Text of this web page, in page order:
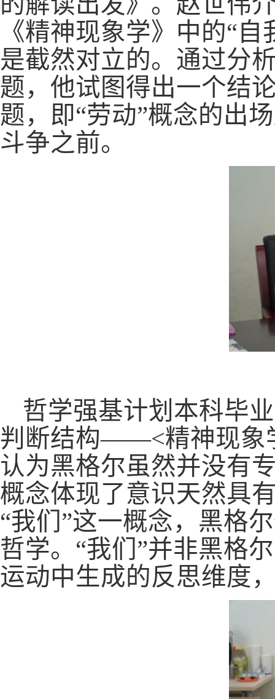
《精神现象学》中的“
是截然对立的。通过分
题，他试图得出一个结
题，即“劳动”概念的出
斗争之前。
哲学强基计划本科毕
判断结构——<精神现象
认为黑格尔虽然并没有
概念体现了意识天然具
“我们”这一概念，黑格
哲学。“我们”并非黑格
运动中生成的反思维度